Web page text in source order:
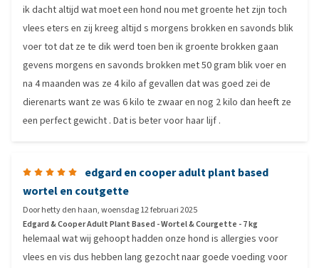
ik dacht altijd wat moet een hond nou met groente het zijn toch
vlees eters en zij kreeg altijd s morgens brokken en savonds blik
voer tot dat ze te dik werd toen ben ik groente brokken gaan
gevens morgens en savonds brokken met 50 gram blik voer en
na 4 maanden was ze 4 kilo af gevallen dat was goed zei de
dierenarts want ze was 6 kilo te zwaar en nog 2 kilo dan heeft ze
een perfect gewicht . Dat is beter voor haar lijf .
edgard en cooper adult plant based
wortel en coutgette
Doorhetty den haan,woensdag 12 februari 2025
Edgard & Cooper Adult Plant Based - Wortel & Courgette - 7 kg
helemaal wat wij gehoopt hadden onze hond is allergies voor
vlees en vis dus hebben lang gezocht naar goede voeding voor